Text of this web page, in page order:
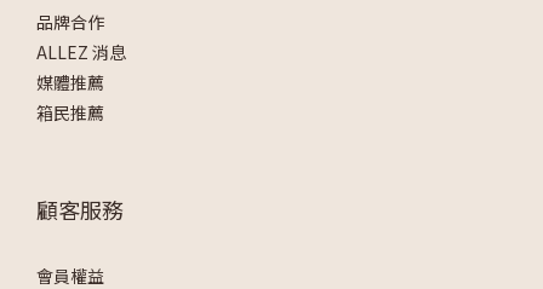
品牌合作
ALLEZ 消息
媒體推薦
箱民推薦
顧客服務
會員權益